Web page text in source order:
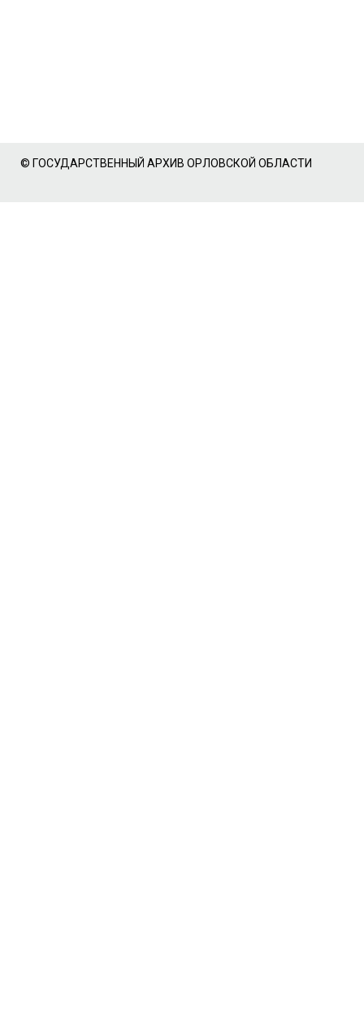
© ГОСУДАРСТВЕННЫЙ АРХИВ ОРЛОВСКОЙ ОБЛАСТИ